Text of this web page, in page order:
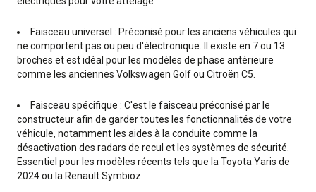
Faisceau universel : Préconisé pour les anciens véhicules qui
ne comportent pas ou peu d'électronique. Il existe en 7 ou 13
broches et est idéal pour les modèles de phase antérieure
comme les anciennes Volkswagen Golf ou Citroën C5.
Faisceau spécifique : C'est le faisceau préconisé par le
constructeur afin de garder toutes les fonctionnalités de votre
véhicule, notamment les aides à la conduite comme la
désactivation des radars de recul et les systèmes de sécurité.
Essentiel pour les modèles récents tels que la Toyota Yaris de
2024 ou la Renault Symbioz